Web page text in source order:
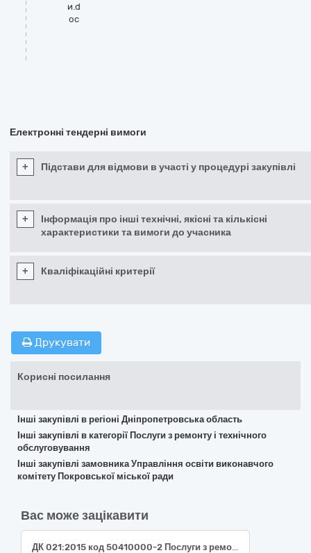
и.d
oc
Електронні тендерні вимоги
+ Підстави для відмови в участі у процедурі закупівлі
+
Інформація про інші технічні, якісні та кількісні
характеристики та вимоги до учасника
+ Кваліфікаційні критерії
Друкувати
Корисні посилання
Інші закупівлі в регіоні Дніпропетровська область
Інші закупівлі в категорії Послуги з ремонту і технічного
обслуговування
Інші закупівлі замовника Управління освіти виконавчого
комітету Покровської міської ради
Вас може зацікавити
ДК 021:2015 код 50410000-2 Послуги з ремонту і технічного обслуговування вимірювальних, випробувальних і контрольних приладів (Повірка засобів вимірювальної техніки, вимірювання маси та пов’язаних з нею величин на місці їх експлуатації для філії «Каскад Київських ГЕС і ГАЕС» ПрАТ «Укргідроенеро»)